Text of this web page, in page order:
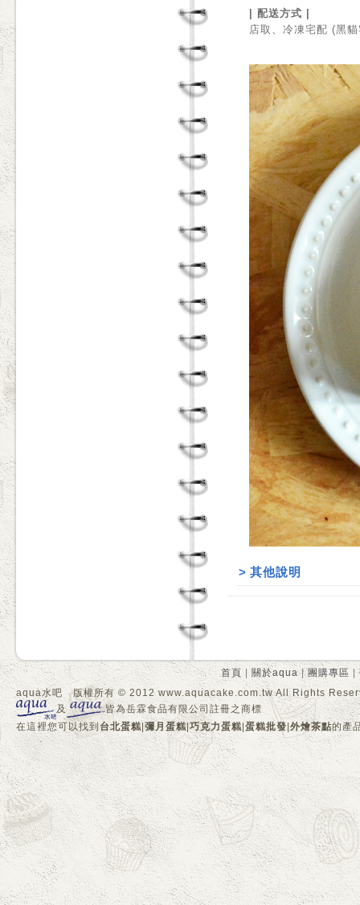
| 配送方式 |
店取、冷凍宅配 (黑
> 其他說明
首頁 關於aqua|團購專區 |
aqua水吧 版權所有 © 2012 www.aquacake.com.tw All Rights
及
皆為岳霖食品有限公司註冊之商標
在這裡您可以找到 台北蛋糕 |彌月蛋糕|巧克力蛋糕 蛋糕批發 外燴茶點的產